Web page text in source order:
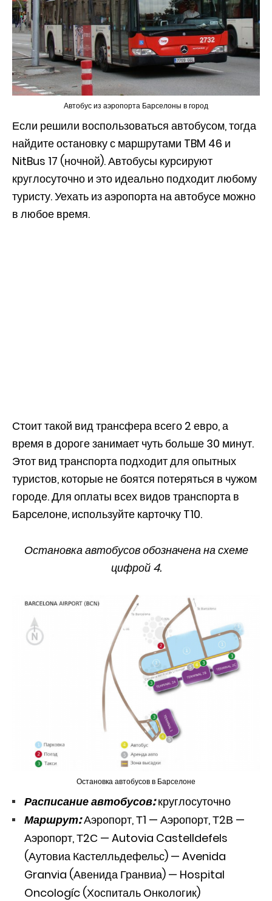
Автобус из аэропорта Барселоны в город
Если решили воспользоваться автобусом, тогда
найдите остановку с маршрутами TBM 46 и
NitBus 17 (ночной). Автобусы курсируют
круглосуточно и это идеально подходит любому
туристу. Уехать из аэропорта на автобусе можно
в любое время.
Стоит такой вид трансфера всего 2 евро, а
время в дороге занимает чуть больше 30 минут.
Этот вид транспорта подходит для опытных
туристов, которые не боятся потеряться в чужом
городе. Для оплаты всех видов транспорта в
Барселоне, используйте карточку T10.
Остановка автобусов обозначена на схеме
цифрой 4.
Остановка автобусов в Барселоне
Расписание автобусов:круглосуточно
Маршрут:Аэропорт, Т1 — Аэропорт, Т2В —
Аэропорт, Т2С — Autovia Castelldefels
(Аутовиа Кастелльдефельс) — Avenida
Granvia (Авенида Гранвиа) — Hospital
Oncologíc (Хоспиталь Онкологик)